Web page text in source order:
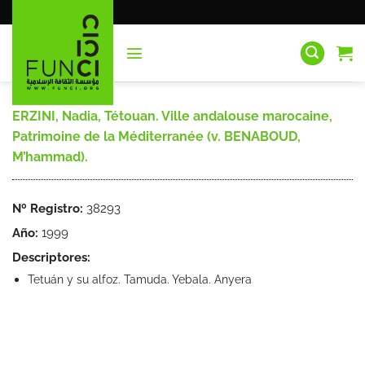
al
ERZINI, Nadia, Tétouan. Ville andalouse marocaine,
Patrimoine de la Méditerranée (v. BENABOUD,
M’hammad).
Nº Registro: 38293
Año: 1999
Descriptores:
Tetuán y su alfoz. Tamuda. Yebala. Anyera